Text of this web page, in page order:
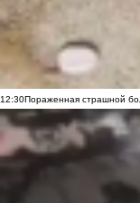
12:30Пораженная страшной